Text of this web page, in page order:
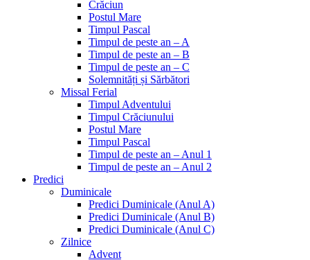
Crăciun
Postul Mare
Timpul Pascal
Timpul de peste an – A
Timpul de peste an – B
Timpul de peste an – C
Solemnități și Sărbători
Missal Ferial
Timpul Adventului
Timpul Crăciunului
Postul Mare
Timpul Pascal
Timpul de peste an – Anul 1
Timpul de peste an – Anul 2
Predici
Duminicale
Predici Duminicale (Anul A)
Predici Duminicale (Anul B)
Predici Duminicale (Anul C)
Zilnice
Advent